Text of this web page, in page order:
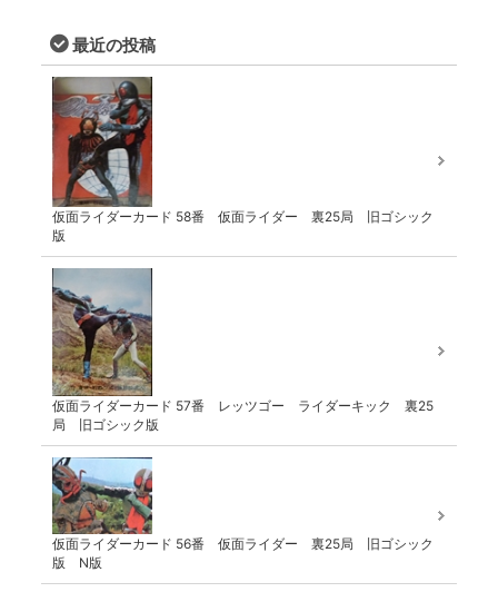
最近の投稿
仮面ライダーカード 58番 仮面ライダー 裏25局 旧ゴシック
版
仮面ライダーカード 57番 レッツゴー ライダーキック 裏25
局 旧ゴシック版
仮面ライダーカード 56番 仮面ライダー 裏25局 旧ゴシック
版 N版